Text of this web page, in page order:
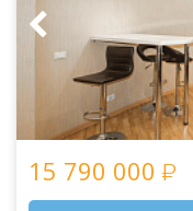
15 790 000